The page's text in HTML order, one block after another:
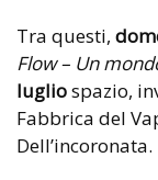
Tra questi,
Flow – Un
lugliospazio,
Fabbrica del
Dell’incoronata.